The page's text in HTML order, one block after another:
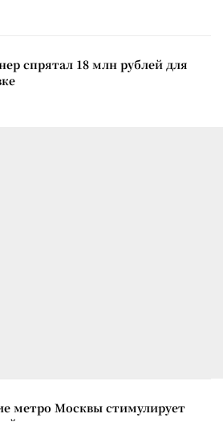
спрятал 18 млн рублей для
метро Москвы стимулирует